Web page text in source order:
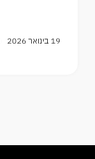
19 בינואר 2026